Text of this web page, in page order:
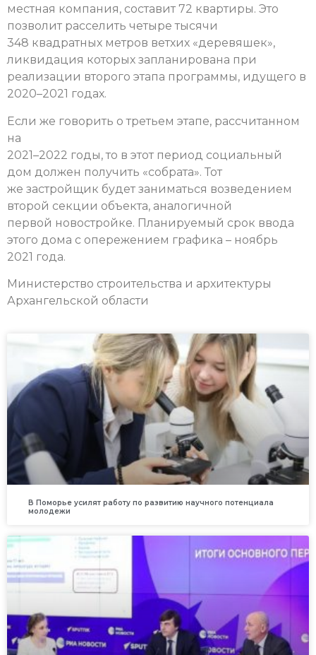
местная компания, составит 72 квартиры. Это
позволит расселить четыре тысячи
348 квадратных метров ветхих «деревяшек»,
ликвидация которых запланирована при
реализации второго этапа программы, идущего в
2020–2021 годах.
Если же говорить о третьем этапе, рассчитанном
на
2021–2022 годы, то в этот период социальный
дом должен получить «собрата». Тот
же застройщик будет заниматься возведением
второй секции объекта, аналогичной
первой новостройке. Планируемый срок ввода
этого дома с опережением графика – ноябрь
2021 года.
Министерство строительства и архитектуры
Архангельской области
В Поморье усилят работу по развитию научного потенциала
молодежи